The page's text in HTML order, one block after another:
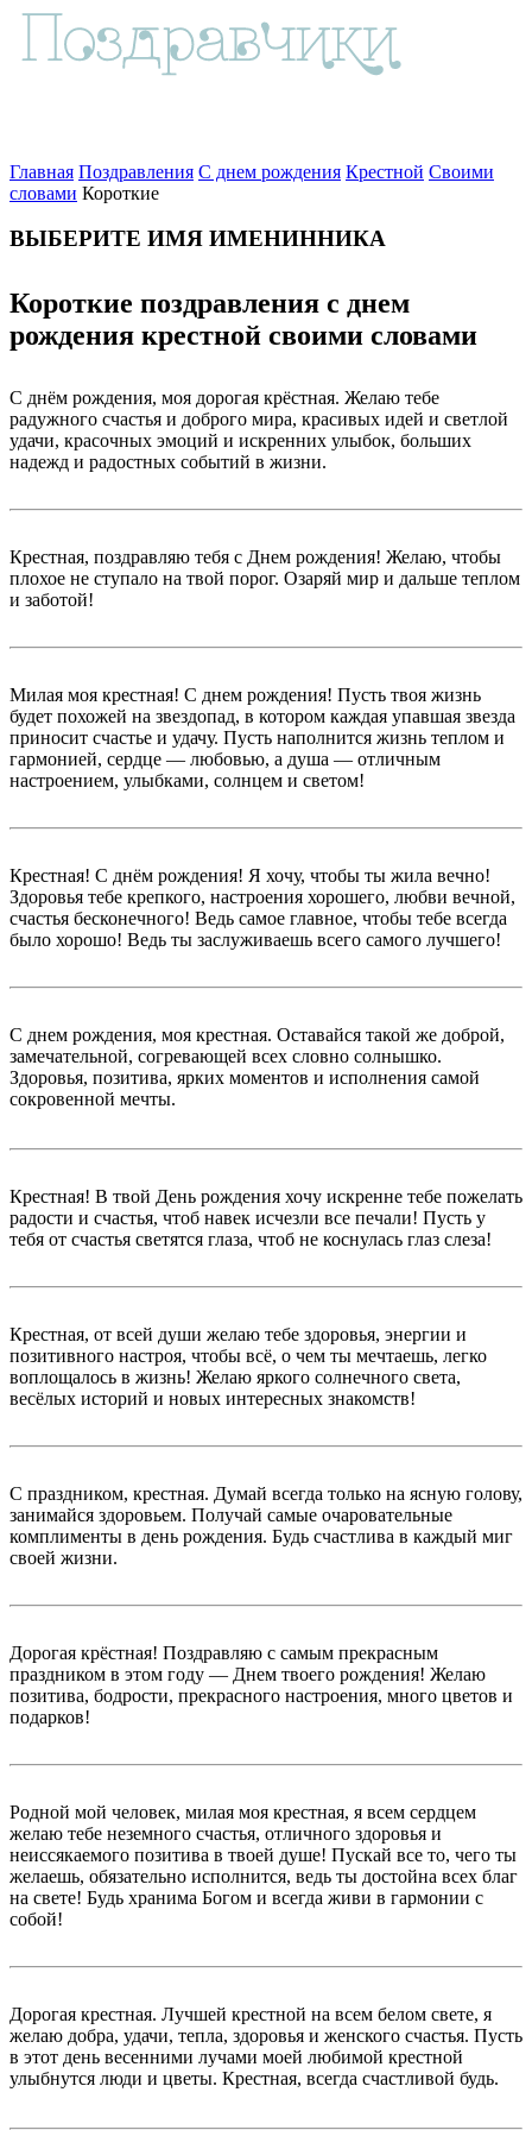
Главная Поздравления С днем рождения Крестной Своими
словами Короткие
ВЫБЕРИТЕ ИМЯ ИМЕНИННИКА
Короткие поздравления с днем
рождения крестной своими словами
С днём рождения, моя дорогая крёстная. Желаю тебе
радужного счастья и доброго мира, красивых идей и светлой
удачи, красочных эмоций и искренних улыбок, больших
надежд и радостных событий в жизни.
Крестная, поздравляю тебя с Днем рождения! Желаю, чтобы
плохое не ступало на твой порог. Озаряй мир и дальше теплом
и заботой!
Милая моя крестная! С днем рождения! Пусть твоя жизнь
будет похожей на звездопад, в котором каждая упавшая звезда
приносит счастье и удачу. Пусть наполнится жизнь теплом и
гармонией, сердце — любовью, а душа — отличным
настроением, улыбками, солнцем и светом!
Крестная! С днём рождения! Я хочу, чтобы ты жила вечно!
Здоровья тебе крепкого, настроения хорошего, любви вечной,
счастья бесконечного! Ведь самое главное, чтобы тебе всегда
было хорошо! Ведь ты заслуживаешь всего самого лучшего!
С днем рождения, моя крестная. Оставайся такой же доброй,
замечательной, согревающей всех словно солнышко.
Здоровья, позитива, ярких моментов и исполнения самой
сокровенной мечты.
Крестная! В твой День рождения хочу искренне тебе пожелать
радости и счастья, чтоб навек исчезли все печали! Пусть у
тебя от счастья светятся глаза, чтоб не коснулась глаз слеза!
Крестная, от всей души желаю тебе здоровья, энергии и
позитивного настроя, чтобы всё, о чем ты мечтаешь, легко
воплощалось в жизнь! Желаю яркого солнечного света,
весёлых историй и новых интересных знакомств!
С праздником, крестная. Думай всегда только на ясную голову,
занимайся здоровьем. Получай самые очаровательные
комплименты в день рождения. Будь счастлива в каждый миг
своей жизни.
Дорогая крёстная! Поздравляю с самым прекрасным
праздником в этом году — Днем твоего рождения! Желаю
позитива, бодрости, прекрасного настроения, много цветов и
подарков!
Родной мой человек, милая моя крестная, я всем сердцем
желаю тебе неземного счастья, отличного здоровья и
неиссякаемого позитива в твоей душе! Пускай все то, чего ты
желаешь, обязательно исполнится, ведь ты достойна всех благ
на свете! Будь хранима Богом и всегда живи в гармонии с
собой!
Дорогая крестная. Лучшей крестной на всем белом свете, я
желаю добра, удачи, тепла, здоровья и женского счастья. Пусть
в этот день весенними лучами моей любимой крестной
улыбнутся люди и цветы. Крестная, всегда счастливой будь.